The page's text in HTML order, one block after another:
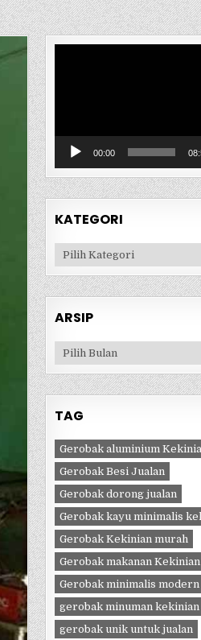
00:00
KATEGORI
Kategori
ARSIP
Arsip
TAG
Gerobak aluminium
Gerobak Besi Jualan
Gerobak dorong jualan
Gerobak kayu minimalis
Gerobak Kekinian murah
Gerobak makanan Kekinian
Gerobak minimalis modern
gerobak minuman kekinian
gerobak unik untuk jualan